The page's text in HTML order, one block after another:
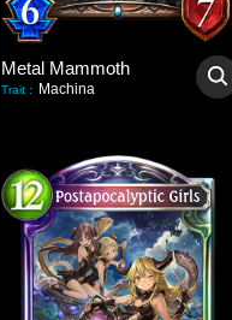
Metal Mammoth
Trait : Machina